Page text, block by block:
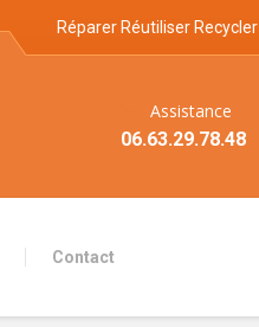
Réparer Réutiliser Recycler
Contact
Assistance
06.63.29.78.48